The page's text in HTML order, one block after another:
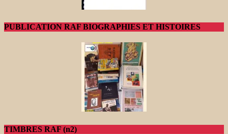
PUBLICATION RAF BIOGRAPHIES ET HISTOIRES
TIMBRES RAF (n2)